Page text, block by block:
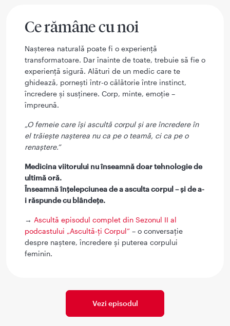
Ce rămâne cu noi
Nașterea naturală poate fi o experiență
transformatoare. Dar înainte de toate, trebuie să fie o
experiență sigură. Alături de un medic care te
ghidează, pornești într-o călătorie între instinct,
încredere și susținere. Corp, minte, emoție –
împreună.
„O femeie care își ascultă corpul și are încredere în
el trăiește nașterea nu ca pe o teamă, ci ca pe o
renaștere.”
Medicina viitorului nu înseamnă doar tehnologie de
ultimă oră.
Înseamnă înțelepciunea de a asculta corpul – și de a-
i răspunde cu blândețe.
→ Ascultă episodul complet din Sezonul II al
podcastului „Ascultă-ți Corpul” – o conversație
despre naștere, încredere și puterea corpului
feminin.
Vezi episodul